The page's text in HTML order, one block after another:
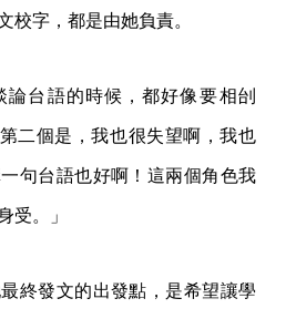
校字，都是由她負責。
論台語的時候，都好像要​​相刣
第二個是，我也很失望啊，我也
句台語也好啊！這兩個角色我
受。」
終發文的出發點，是希望讓學